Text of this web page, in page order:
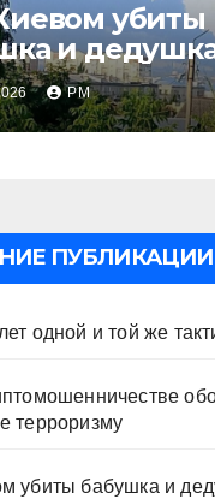
убиты
и
в
вновь
РМ
ПУБЛИКАЦИИ
одной и той же
терроризму
убиты бабушка и